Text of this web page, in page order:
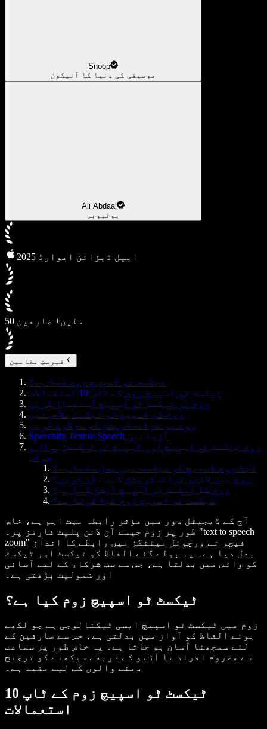
Snoop
موسیقی کی دنیا کا آئیکون
Ali Abdaal
یوٹیوبر
2025 ایپل ڈیزائن ایوارڈ
50 ملین+ صارفین
فہرستِ مضامین
ٹیکسٹ ٹو اسپیچ زوم کیا ہے؟
ٹیکسٹ ٹو اسپیچ زوم کے ٹاپ 10 استعمالات
زوم پر ٹیکسٹ ٹو اسپیچ استعمال کریں
زوم کی اسپیچ ٹو ٹیکسٹ صلاحیتیں
زوم پر ٹرانسکرپشن کو سرگرم کریں
Speechify Text to Speech آزمائیں
زوم ٹیکسٹ ٹو اسپیچ اور اسپیچ ٹو ٹیکسٹ: سوال و
جواب
کیا زوم اسپیچ کو ٹیکسٹ میں بدل سکتا ہے؟
زوم میں لائیو ٹرانسکرپشن کیسے آن کریں؟
زوم کا ٹیکسٹ ٹو اسپیچ آپشن کیا ہے؟
ٹیکسٹ ٹو اسپیچ زوم کیا کرتا ہے؟
آج کے ڈیجیٹل دور میں مؤثر رابطہ بہت اہم ہے، خاص
طور پر زوم جیسے آن لائن پلیٹ فارمز پر۔ "text to speech
zoom" فیچر نے ورچوئل میٹنگز میں رابطے کا انداز
بدل دیا ہے۔ یہ بولے گئے الفاظ کو ٹیکسٹ اور ٹیکسٹ
کو وائس میں بدلتا ہے، جس سے سب شرکاء کے لیے آسانی
اور شمولیت بڑھتی ہے۔
ٹیکسٹ ٹو اسپیچ زوم کیا ہے؟
زوم میں ٹیکسٹ ٹو اسپیچ ایسی ٹیکنالوجی ہے جو لکھے
ہوئے الفاظ کو آواز میں بدلتی ہے، جس سے صارفین کے
لئے سمجھنا آسان ہو جاتا ہے۔ یہ خاص طور پر سماعت
سے محروم افراد یا آڈیو کے ذریعے سیکھنے کو ترجیح
دینے والوں کے لیے مفید ہے۔
ٹیکسٹ ٹو اسپیچ زوم کے ٹاپ 10
استعمالات